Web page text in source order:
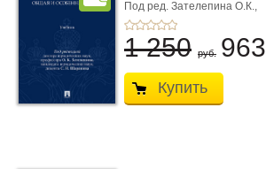
Федерации. � ...
Под ред. Зателепина О.К.,
Шарапова С.Н.
1 250 руб. 963
Купить